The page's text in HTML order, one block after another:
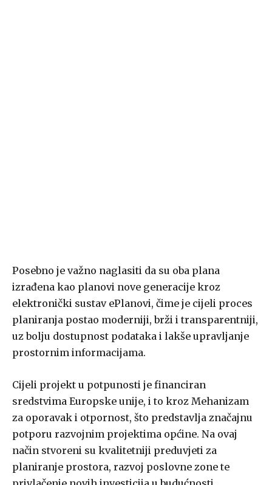
Posebno je važno naglasiti da su oba plana
izrađena kao planovi nove generacije kroz
elektronički sustav ePlanovi, čime je cijeli proces
planiranja postao moderniji, brži i transparentniji,
uz bolju dostupnost podataka i lakše upravljanje
prostornim informacijama.
Cijeli projekt u potpunosti je financiran
sredstvima Europske unije, i to kroz Mehanizam
za oporavak i otpornost, što predstavlja značajnu
potporu razvojnim projektima općine. Na ovaj
način stvoreni su kvalitetniji preduvjeti za
planiranje prostora, razvoj poslovne zone te